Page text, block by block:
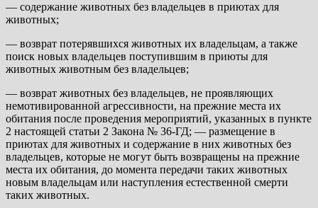
— содержание животных без владельцев в приютах для
животных;
— возврат потерявшихся животных их владельцам, а также
поиск новых владельцев поступившим в приюты для
животных животным без владельцев;
— возврат животных без владельцев, не проявляющих
немотивированной агрессивности, на прежние места их
обитания после проведения мероприятий, указанных в пункте
2 настоящей статьи 2 Закона № 36-ГД; — размещение в
приютах для животных и содержание в них животных без
владельцев, которые не могут быть возвращены на прежние
места их обитания, до момента передачи таких животных
новым владельцам или наступления естественной смерти
таких животных.